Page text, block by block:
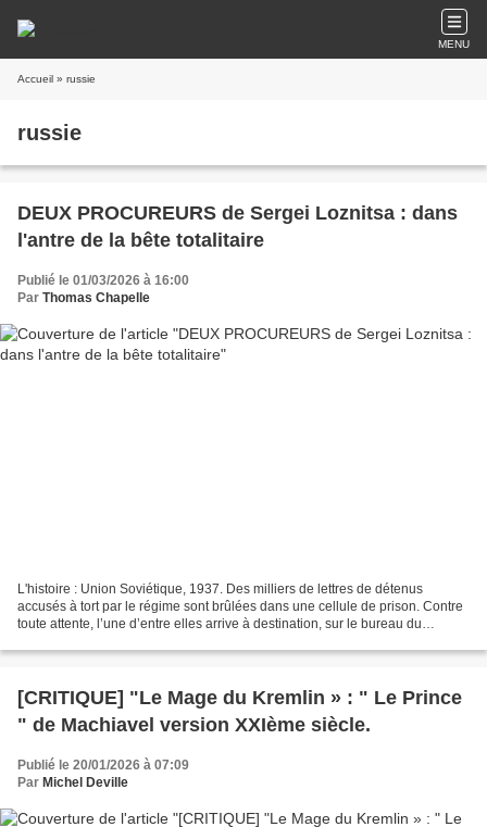
MENU
Accueil » russie
russie
DEUX PROCUREURS de Sergei Loznitsa : dans
l'antre de la bête totalitaire
Publié le 01/03/2026 à 16:00
Par Thomas Chapelle
L'histoire : Union Soviétique, 1937. Des milliers de lettres de détenus
accusés à tort par le régime sont brûlées dans une cellule de prison. Contre
toute attente, l’une d’entre elles arrive à destination, sur le bureau du
[CRITIQUE] "Le Mage du Kremlin » : " Le Prince
" de Machiavel version XXIème siècle.
Publié le 20/01/2026 à 07:09
Par Michel Deville